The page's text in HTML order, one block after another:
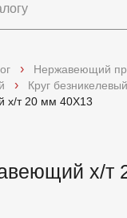
Нержавеющий
Круг безникелевый
х/т 20 мм 40Х13
х/т